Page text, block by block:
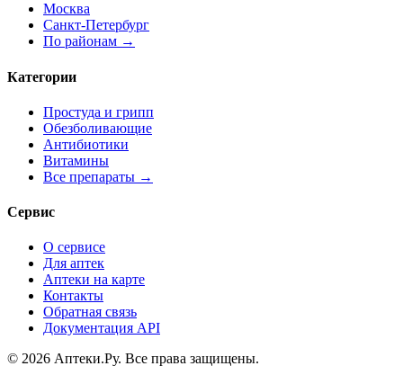
Москва
Санкт-Петербург
По районам →
Категории
Простуда и грипп
Обезболивающие
Антибиотики
Витамины
Все препараты →
Сервис
О сервисе
Для аптек
Аптеки на карте
Контакты
Обратная связь
Документация API
© 2026 Аптеки.Ру. Все права защищены.